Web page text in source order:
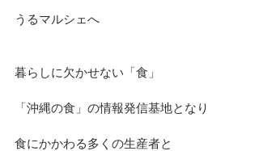
うるマルシェへ
暮らしに欠かせない「食」
「沖縄の食」の情報発信基地となり
食にかかわる多くの生産者と